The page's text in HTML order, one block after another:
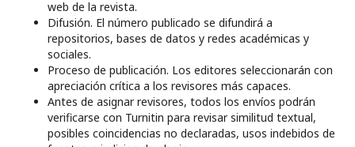
web de la revista.
Difusión. El número publicado se difundirá a
repositorios, bases de datos y redes académicas y
sociales.
Proceso de publicación. Los editores seleccionarán con
apreciación crítica a los revisores más capaces.
Antes de asignar revisores, todos los envíos podrán
verificarse con Turnitin para revisar similitud textual,
posibles coincidencias no declaradas, usos indebidos de